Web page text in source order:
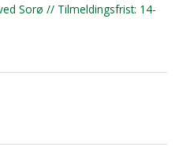
Sorø // Tilmeldingsfrist: 14-